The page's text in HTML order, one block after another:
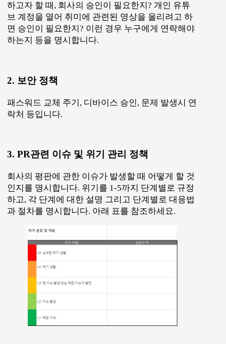
하고자 할 때, 회사의 승인이 필요한지? 개인 유튜
브 계정을 열어 취미에 관련된 영상을 올리려고 하
면 승인이 필요한지? 이런 경우 누구에게 연락해야
하는지 등을 명시합니다.
2. 보안 정책
패스워드 교체 주기, 디바이스 승인, 문제 발생시 연
락처 등입니다.
3. PR관련 이슈 및 위기 관리 정책
회사의 평판에 관한 이슈가 발생할 때 어떻게 할 것
인지를 명시합니다. 위기를 1-5까지 단계별로 규정
하고, 각 단계에 대한 설명 그리고 단계별로 대응법
과 절차를 명시합니다. 아래 표를 참조하세요.